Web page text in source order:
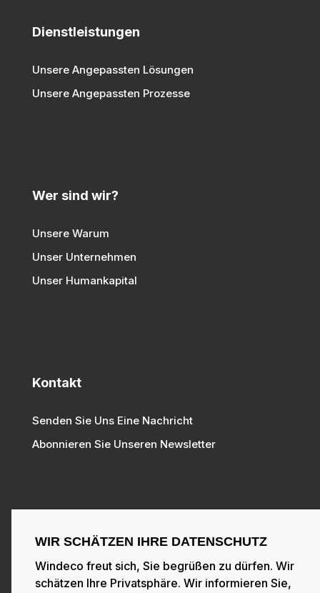
WIR SCHÄTZEN IHRE DATENSCHUTZ
Windeco freut sich, Sie begrüßen zu dürfen. Wir
schätzen Ihre Privatsphäre. Wir informieren Sie,
Dienstleistungen
Unsere Angepassten Lösungen
Unsere Angepassten Prozesse
Wer sind wir?
Unsere Warum
Unser Unternehmen
Unser Humankapital
Kontakt
Senden Sie Uns Eine Nachricht
Abonnieren Sie Unseren Newsletter
Folgen Sie Unseren Sozialen Medien